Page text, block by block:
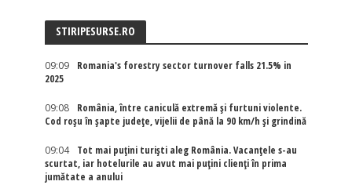
STIRIPESURSE.RO
09:09
Romania's forestry sector turnover falls 21.5% in
2025
09:08
România, între caniculă extremă și furtuni violente.
Cod roșu în șapte județe, vijelii de până la 90 km/h și grindină
09:04
Tot mai puțini turiști aleg România. Vacanțele s-au
scurtat, iar hotelurile au avut mai puțini clienți în prima
jumătate a anului